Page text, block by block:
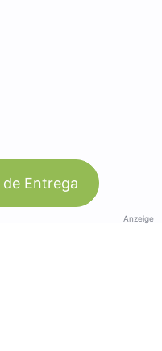
Entrega
Anzeige